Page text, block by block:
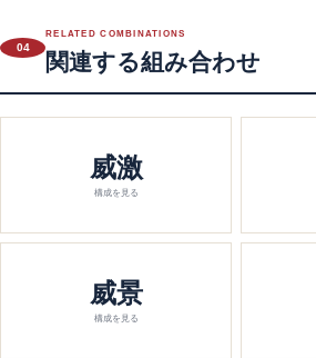
04
RELATED COMBINATIONS
関連する組み合わせ
威激
構成を見る
威景
構成を見る